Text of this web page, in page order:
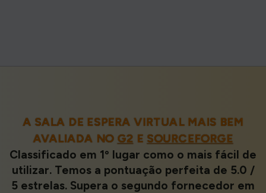
A SALA DE ESPERA VIRTUAL MAIS BEM
AVALIADA NO G2 E SOURCEFORGE
Classificado em 1º lugar como o mais fácil de
utilizar. Temos a pontuação perfeita de 5.0 /
5 estrelas. Supera o segundo fornecedor em